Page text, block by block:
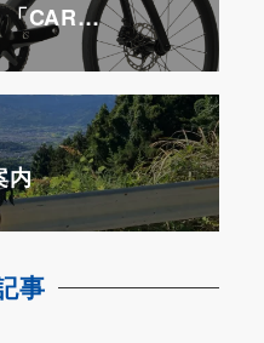
「CAR…
内
事